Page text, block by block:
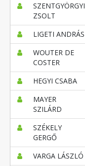
SZENTGYÖRGYI
ZSOLT
LIGETI ANDRÁS
WOUTER DE
COSTER
HEGYI CSABA
MAYER
SZILÁRD
SZÉKELY
GERGŐ
VARGA LÁSZLÓ